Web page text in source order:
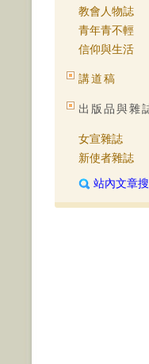
教會人物誌
青年青不輕
信仰與生活
講道稿
出版品與雜
女宣雜誌
新使者雜誌
站內文章